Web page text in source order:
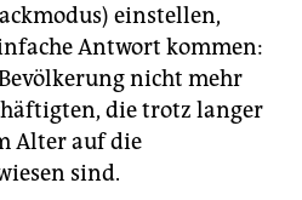
einstellen,
Antwort kommen:
nicht mehr
die trotz langer
Alter auf die
sind.